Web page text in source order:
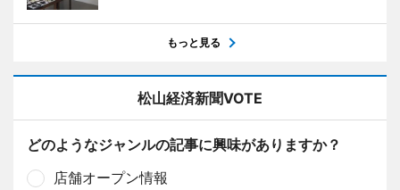
もっと見る
松山経済新聞VOTE
どのようなジャンルの記事に興味がありますか？
店舗オープン情報